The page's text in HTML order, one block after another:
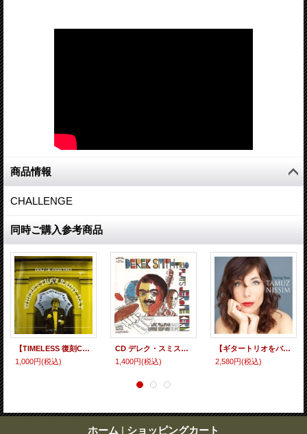
商品情報
CHALLENGE
同時ご購入参考商品
【TIMELESS 復刻CD】 CD DOLF DE VRIES TRIO ドルフ・デ・ヴリース・トリオ / WHERE'S THAT RAINY DAY ホエアズ・ザット・レイニー・デイ
1,000円(税込)
CD デレク・スミス・トリオ / ノー・ホールズ・バード
1,400円(税込)
【ギタートリオをバックに魅惑の歌声】CD Tamuz Nissim / Capturing Clouds
2,580円(税込)
ホーム | ショッピングカート